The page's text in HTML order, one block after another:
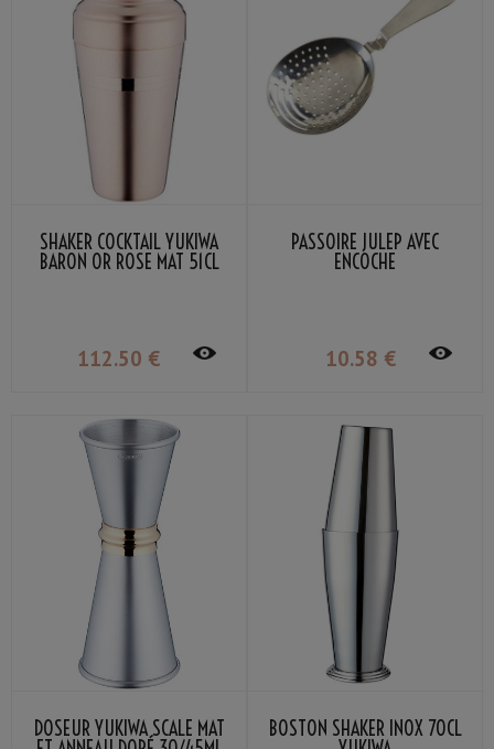
SHAKER COCKTAIL YUKIWA
BARON OR ROSE MAT 51CL
112.50 €
PASSOIRE JULEP AVEC
ENCOCHE
10.58 €
DOSEUR YUKIWA SCALE MAT BOSTON SHAKER INOX 70CL